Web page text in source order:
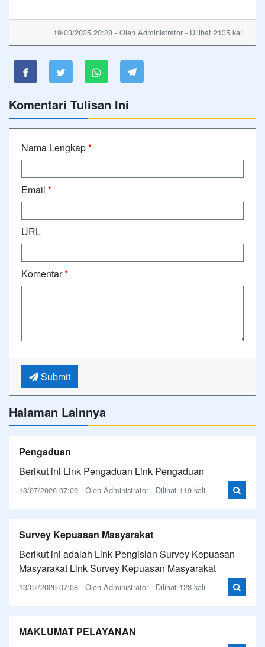
19/03/2025 20:28 - Oleh Administrator - Dilihat 2135 kali
Komentari Tulisan Ini
Nama Lengkap*
Email *
URL
Komentar*
Submit
Halaman Lainnya
Pengaduan
Berikut ini Link Pengaduan Link Pengaduan
13/07/2026 07:09 - Oleh Administrator - Dilihat 119 kali
Survey Kepuasan Masyarakat
Berikut ini adalah Link Pengisian Survey Kepuasan
Masyarakat Link Survey Kepuasan Masyarakat
13/07/2026 07:08 - Oleh Administrator - Dilihat 128 kali
MAKLUMAT PELAYANAN